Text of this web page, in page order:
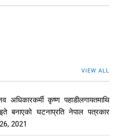
VIEW ALL
अधिकारकर्मी कृष्ण पहाडीलगायतमाथि
बनाएको घटनाप्रति नेपाल पत्रकार
2021